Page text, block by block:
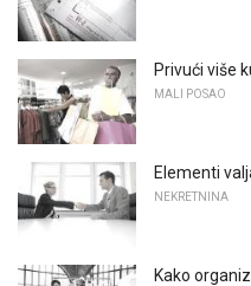
Privući više
MALI POSAO
Elementi
NEKRETNINA
Kako